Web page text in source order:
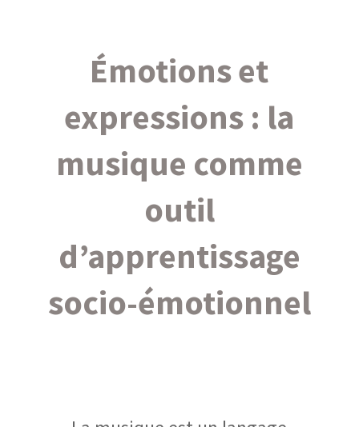
Émotions et
expressions : la
musique comme
outil
d’apprentissage
socio-émotionnel